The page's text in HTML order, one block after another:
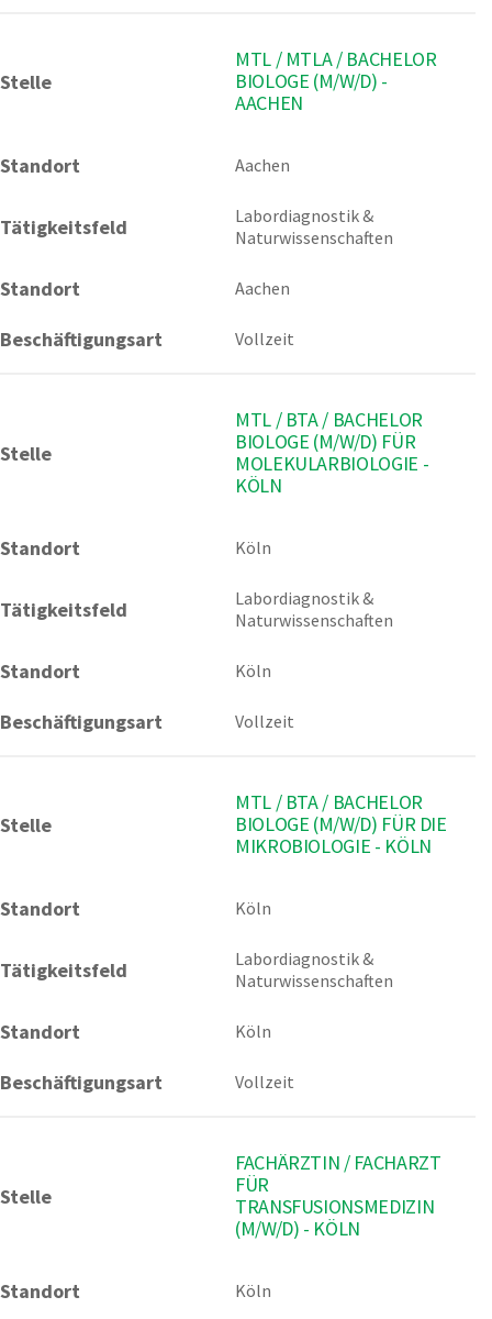
Stelle
MTL / MTLA / BACHELOR
BIOLOGE (M/W/D) -
AACHEN
Standort Aachen
Tätigkeitsfeld
Labordiagnostik &
Naturwissenschaften
Standort Aachen
Beschäftigungsart Vollzeit
Stelle
MTL / BTA / BACHELOR
BIOLOGE (M/W/D) FÜR
MOLEKULARBIOLOGIE -
KÖLN
Standort Köln
Tätigkeitsfeld
Labordiagnostik &
Naturwissenschaften
Standort Köln
Beschäftigungsart Vollzeit
Stelle
MTL / BTA / BACHELOR
BIOLOGE (M/W/D) FÜR DIE
MIKROBIOLOGIE - KÖLN
Standort Köln
Tätigkeitsfeld
Labordiagnostik &
Naturwissenschaften
Standort Köln
Beschäftigungsart Vollzeit
Stelle
FACHÄRZTIN / FACHARZT
FÜR
TRANSFUSIONSMEDIZIN
(M/W/D) - KÖLN
Standort Köln